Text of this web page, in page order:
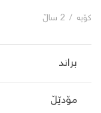
عربی
کۆیە / 2 ساڵ
براند
مۆدێڵ